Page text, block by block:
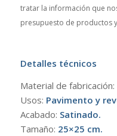
tratar la información que
presupuesto de productos
Detalles técnicos
Material de fabricación:
Usos: Pavimento y
Acabado: Satinado.
Tamaño: 25×25 cm.